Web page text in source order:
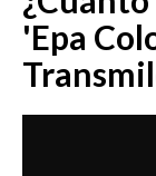
'Epa